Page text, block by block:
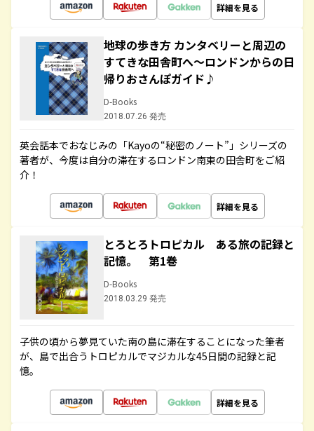
詳細を見る
地球の歩き方 カンタベリーと周辺の
すてきな田舎町へ～ロンドンからの日
帰りおさんぽガイド♪
D-Books
2018.07.26 発売
英会話本でおなじみの「Kayoの“秘密のノート”」シリーズの
著者が、今度は自分の滞在するロンドン南東の田舎町をご紹
介！
詳細を見る
とろとろトロピカル ある旅の記録と
記憶。 第1巻
D-Books
2018.03.29 発売
子供の頃から夢見ていた南の島に滞在することになった筆者
が、島で出合うトロピカルでマジカルな45日間の記録と記
憶。
詳細を見る